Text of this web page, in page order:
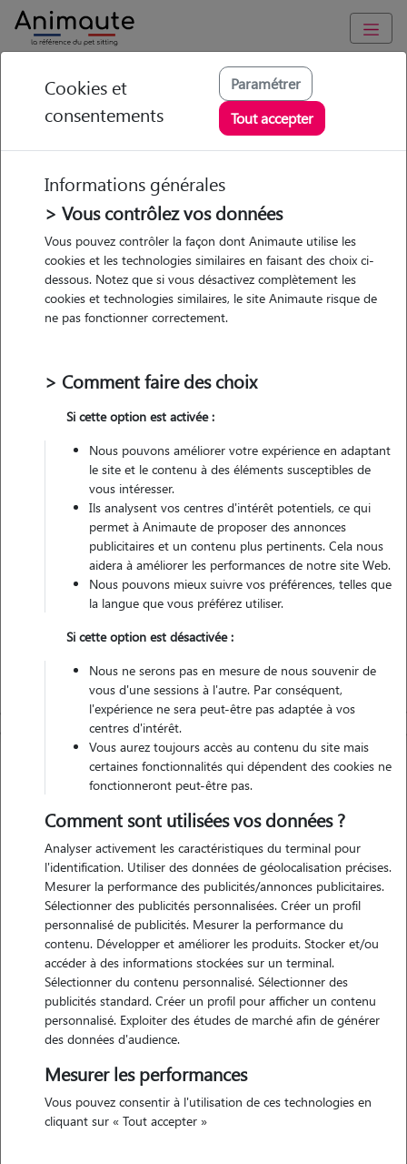
Animaute Nouvelle Aquitaine Landes /Saint-Vincent-de-Tyrosse
Alexandra - Petsitter
à TOSSE
• 27 ans
Garde
chez le Pet Sitter
Non véhiculé
Contacter
L'envoi d'une demande est sans engagement
Motivation
Étant boulangère, je travail principalement le matin j'ai donc pas mal
de temps libre et j'adore les animaux , j'en ai toujours eu. a ce jour
nous possédons 3 chats avec mon compagnon et avons dans l'idée
d'adopter un chien en 2024.
Expérience
j'ai toujours eu une très bonne relation avec les animaux que ce soit
les miens ou ceux de mon entourage. j'ai une grande facilité et
Cookies et
consentements
Paramétrer
Tout accepter
Informations générales
> Vous contrôlez vos données
Vous pouvez contrôler la façon dont Animaute utilise les
cookies et les technologies similaires en faisant des choix ci-
dessous. Notez que si vous désactivez complètement les
cookies et technologies similaires, le site Animaute risque de
ne pas fonctionner correctement.
> Comment faire des choix
Si cette option est activée :
Nous pouvons améliorer votre expérience en adaptant
le site et le contenu à des éléments susceptibles de
vous intéresser.
Ils analysent vos centres d'intérêt potentiels, ce qui
permet à Animaute de proposer des annonces
publicitaires et un contenu plus pertinents. Cela nous
aidera à améliorer les performances de notre site Web.
Nous pouvons mieux suivre vos préférences, telles que
la langue que vous préférez utiliser.
Si cette option est désactivée :
Nous ne serons pas en mesure de nous souvenir de
vous d'une sessions à l'autre. Par conséquent,
l'expérience ne sera peut-être pas adaptée à vos
centres d'intérêt.
Vous aurez toujours accès au contenu du site mais
certaines fonctionnalités qui dépendent des cookies ne
fonctionneront peut-être pas.
Comment sont utilisées vos données ?
Analyser activement les caractéristiques du terminal pour
l'identification. Utiliser des données de géolocalisation précises.
Mesurer la performance des publicités/annonces publicitaires.
Sélectionner des publicités personnalisées. Créer un profil
personnalisé de publicités. Mesurer la performance du
contenu. Développer et améliorer les produits. Stocker et/ou
accéder à des informations stockées sur un terminal.
Sélectionner du contenu personnalisé. Sélectionner des
publicités standard. Créer un profil pour afficher un contenu
personnalisé. Exploiter des études de marché afin de générer
des données d'audience.
Mesurer les performances
Vous pouvez consentir à l'utilisation de ces technologies en
cliquant sur « Tout accepter »